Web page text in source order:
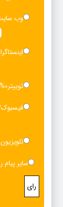
وب
توییتر0%
فیسبوک
تلویزیون
سایر
رای